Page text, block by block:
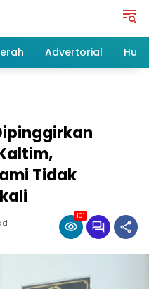
Advertorial
Tidak
101